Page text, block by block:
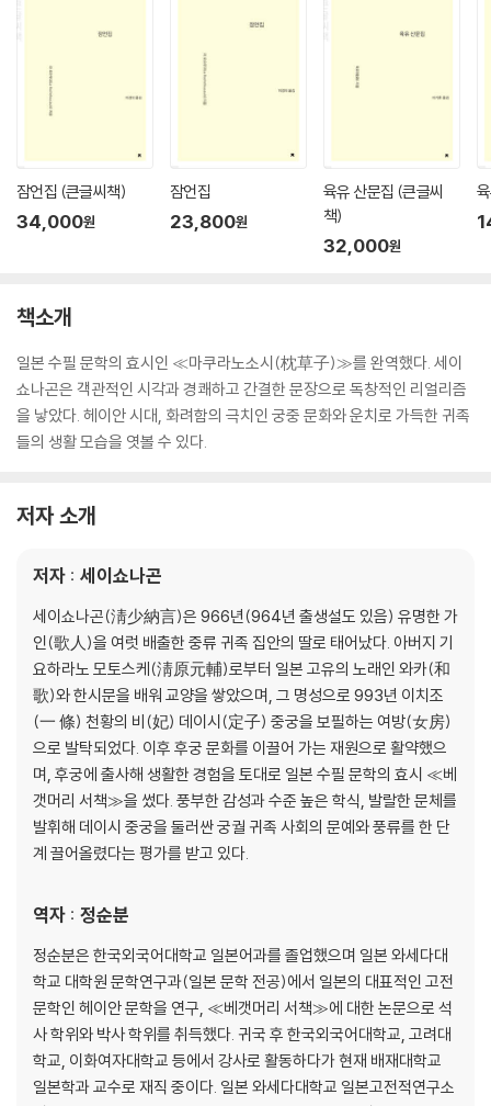
잠언집 (큰글씨책)
34,000원
잠언집
23,800원
육유 산문집 (큰글씨
책)
32,000원
책소개
일본 수필 문학의 효시인 ≪마쿠라노소시(枕草子)≫를 완역했다. 세이
쇼나곤은 객관적인 시각과 경쾌하고 간결한 문장으로 독창적인 리얼리즘
을 낳았다. 헤이안 시대, 화려함의 극치인 궁중 문화와 운치로 가득한 귀족
들의 생활 모습을 엿볼 수 있다.
저자 소개
저자 : 세이쇼나곤
세이쇼나곤(淸少納言)은 966년(964년 출생설도 있음) 유명한 가
인(歌人)을 여럿 배출한 중류 귀족 집안의 딸로 태어났다. 아버지 기
요하라노 모토스케(淸原元輔)로부터 일본 고유의 노래인 와카(和
歌)와 한시문을 배워 교양을 쌓았으며, 그 명성으로 993년 이치조
(一 條) 천황의 비(妃) 데이시(定子) 중궁을 보필하는 여방(女房)
으로 발탁되었다. 이후 후궁 문화를 이끌어 가는 재원으로 활약했으
며, 후궁에 출사해 생활한 경험을 토대로 일본 수필 문학의 효시 ≪베
갯머리 서책≫을 썼다. 풍부한 감성과 수준 높은 학식, 발랄한 문체를
발휘해 데이시 중궁을 둘러싼 궁궐 귀족 사회의 문예와 풍류를 한 단
계 끌어올렸다는 평가를 받고 있다.
역자 : 정순분
정순분은 한국외국어대학교 일본어과를 졸업했으며 일본 와세다대
학교 대학원 문학연구과(일본 문학 전공)에서 일본의 대표적인 고전
문학인 헤이안 문학을 연구, ≪베갯머리 서책≫에 대한 논문으로 석
사 학위와 박사 학위를 취득했다. 귀국 후 한국외국어대학교, 고려대
학교, 이화여자대학교 등에서 강사로 활동하다가 현재 배재대학교
일본학과 교수로 재직 중이다. 일본 와세다대학교 일본고전적연구소